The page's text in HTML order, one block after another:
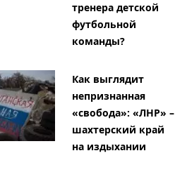
тренера детской
футбольной
команды?
Как выглядит
непризнанная
«свобода»: «ЛНР» –
шахтерский край
на издыхании